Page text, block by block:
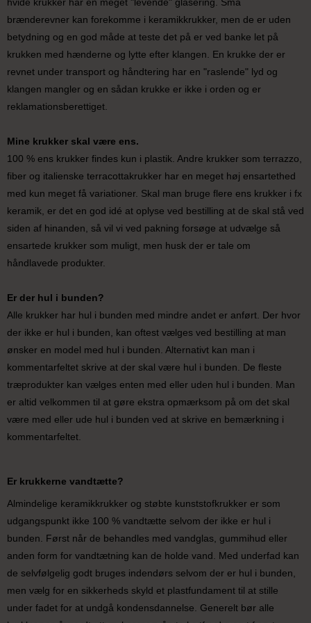
brænderevner kan forekomme i keramikkrukker, men de er uden
betydning og en god måde at teste det på er ved banke let på
krukken med hænderne og lytte efter klangen. En krukke der er
revnet under transport og håndtering har en "raslende" lyd og
klangen mangler og en sådan krukke er ikke i orden og er
reklamationsberettiget.
Mine krukker skal være ens.
100 % ens krukker findes kun i plastik. Andre krukker som terrazzo,
fiber og italienske terracottakrukker har en meget høj ensartethed
med kun meget få variationer. Skal man bruge flere ens krukker i fx
keramik, er det en god idé at oplyse ved bestilling at de skal stå ved
siden af hinanden, så vil vi ved pakning forsøge at udvælge så
ensartede krukker som muligt, men husk der er tale om
håndlavede produkter.
Er der hul i bunden?
Alle krukker har hul i bunden med mindre andet er anført. Der hvor
der ikke er hul i bunden, kan oftest vælges ved bestilling at man
ønsker en model med hul i bunden. Alternativt kan man i
kommentarfeltet skrive at der skal være hul i bunden. De fleste
træprodukter kan vælges enten med eller uden hul i bunden. Man
er altid velkommen til at gøre ekstra opmærksom på om det skal
være med eller ude hul i bunden ved at skrive en bemærkning i
kommentarfeltet.
Er krukkerne vandtætte?
Almindelige keramikkrukker og støbte kunststofkrukker er som
udgangspunkt ikke 100 % vandtætte selvom der ikke er hul i
bunden. Først når de behandles med vandglas, gummihud eller
anden form for vandtætning kan de holde vand. Med underfad kan
de selvfølgelig godt bruges indendørs selvom der er hul i bunden,
men vælg for en sikkerheds skyld et plastfundament til at stille
under fadet for at undgå kondensdannelse. Generelt bør alle